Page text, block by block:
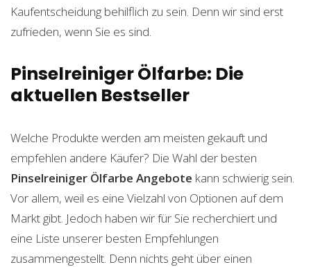
Kaufentscheidung behilflich zu sein. Denn wir sind erst
zufrieden, wenn Sie es sind.
Pinselreiniger Ölfarbe: Die
aktuellen Bestseller
Welche Produkte werden am meisten gekauft und
empfehlen andere Käufer? Die Wahl der besten
Pinselreiniger Ölfarbe Angebote kann schwierig sein.
Vor allem, weil es eine Vielzahl von Optionen auf dem
Markt gibt. Jedoch haben wir für Sie recherchiert und
eine Liste unserer besten Empfehlungen
zusammengestellt. Denn nichts geht über einen